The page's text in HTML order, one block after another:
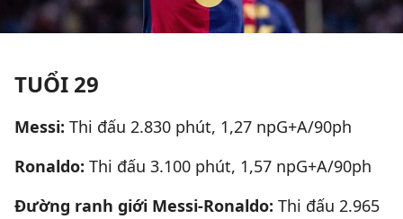
TUỔI 29
Messi: Thi đấu 2.830 phút, 1,27 npG+A/90ph
Ronaldo: Thi đấu 3.100 phút, 1,57 npG+A/90ph
Đường ranh giới Messi-Ronaldo: Thi đấu 2.965